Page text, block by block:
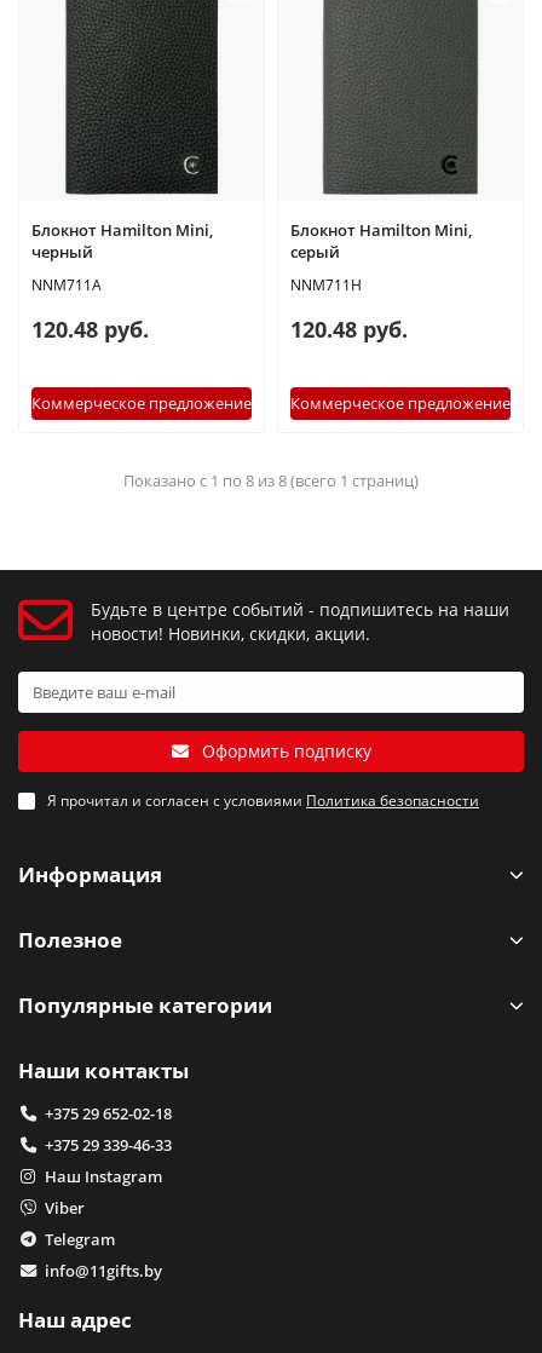
Блокнот Hamilton Mini,
черный
NNM711A
120.48 руб.
Коммерческое предложение
Блокнот Hamilton Mini,
серый
NNM711H
120.48 руб.
Коммерческое предложение
Показано с 1 по 8 из 8 (всего 1 страниц)
Будьте в центре событий - подпишитесь на наши
новости! Новинки, скидки, акции.
Оформить подписку
Я прочитал и согласен с условиями Политика безопасности
Информация
Полезное
Популярные категории
Наши контакты
+375 29 652-02-18
+375 29 339-46-33
Наш Instagram
Viber
Telegram
info@11gifts.by
Наш адрес